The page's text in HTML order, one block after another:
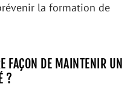
la formation de
FAÇON DE MAINTENIR UN
?